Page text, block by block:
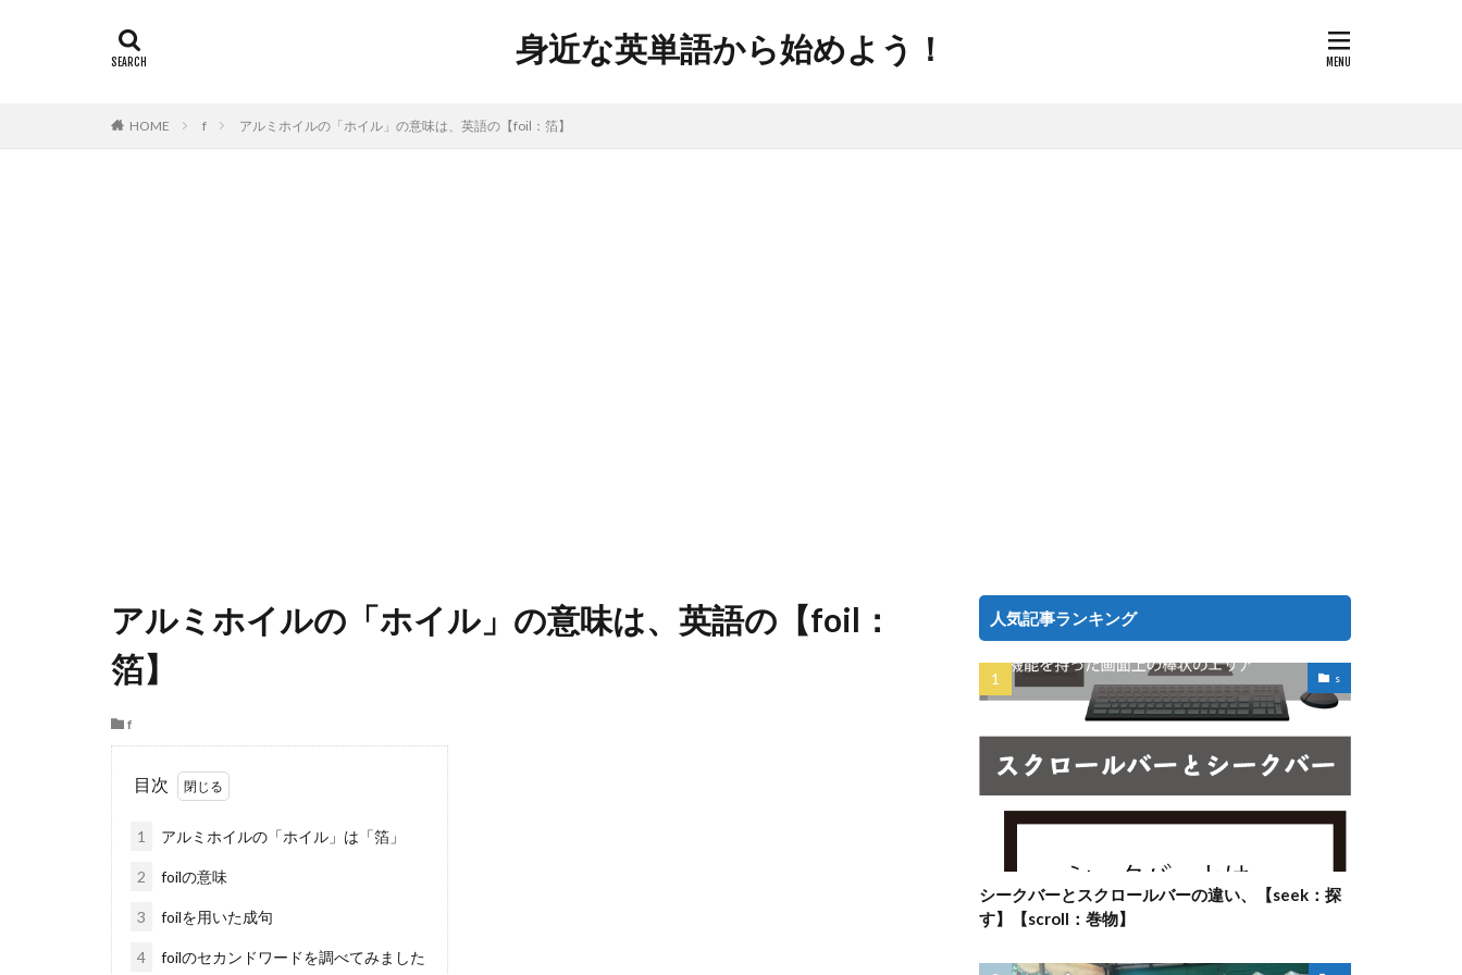
身近な英単語から始めよう！
HOME f アルミホイルの「ホイル」の意味は、英語の【foil：箔】
アルミホイルの「ホイル」の意味は、英語の【foil：
箔】
f
目次
1 アルミホイルの「ホイル」は「箔」
2 foilの意味
3 foilを用いた成句
4 foilのセカンドワードを調べてみました
人気記事ランキング
s
シークバーとスクロールバーの違い、【seek：探
す】【scroll：巻物】